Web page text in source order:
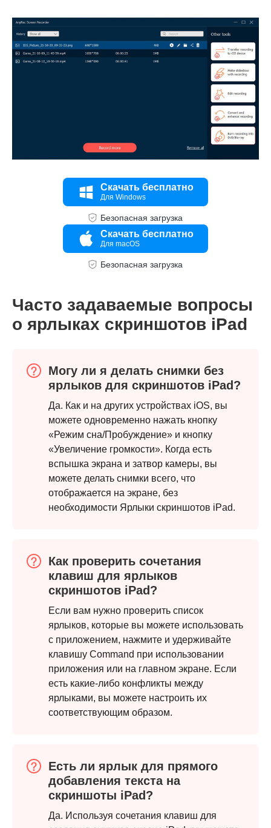
Шаг 2.
Скачать бесплатно
Для Windows
Безопасная загрузка
Скачать бесплатно
Для macOS
Безопасная загрузка
Часто задаваемые вопросы
о ярлыках скриншотов iPad
Могу ли я делать снимки без
ярлыков для скриншотов iPad?
Да. Как и на других устройствах iOS, вы
можете одновременно нажать кнопку
«Режим сна/Пробуждение» и кнопку
«Увеличение громкости». Когда есть
вспышка экрана и затвор камеры, вы
можете делать снимки всего, что
отображается на экране, без
необходимости Ярлыки скриншотов iPad.
Как проверить сочетания
клавиш для ярлыков
скриншотов iPad?
Если вам нужно проверить список
ярлыков, которые вы можете использовать
с приложением, нажмите и удерживайте
клавишу Command при использовании
приложения или на главном экране. Если
есть какие-либо конфликты между
ярлыками, вы можете настроить их
соответствующим образом.
Есть ли ярлык для прямого
добавления текста на
скриншоты iPad?
Да. Используя сочетания клавиш для